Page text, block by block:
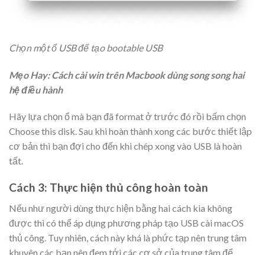
Chọn một ổ USB để tạo bootable USB​
Mẹo Hay:Cách cài win trên Macbook dùng song song hai
hệ điều hành
Hãy lựa chọn ổ mà bạn đã format ở trước đó rồi bấm chọn
Choose this disk. Sau khi hoàn thành xong các bước thiết lập
cơ bản thì bạn đợi cho đến khi chép xong vào USB là hoàn
tất.
Cách 3: Thực hiện thủ công hoàn toàn
Nếu như người dùng thực hiện bằng hai cách kia không
được thì có thể áp dụng phương pháp tạo USB cài macOS
thủ công. Tuy nhiên, cách này khá là phức tạp nên trung tâm
khuyên các bạn nên đem tới các cơ sở của trung tâm để